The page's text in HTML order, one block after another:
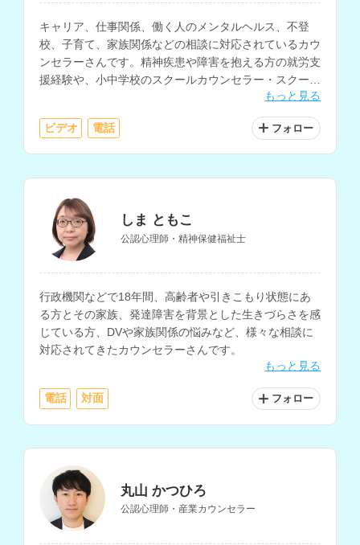
キャリア、仕事関係、働く人のメンタルヘルス、不登
校、子育て、家族関係などの相談に対応されているカウ
ンセラーさんです。精神疾患や障害を抱える方の就労支
援経験や、小中学校のスクールカウンセラー・スクール
ソーシャルワーカーとしての勤務経験もお持ちです。
もっと見る
ビデオ 電話 フォロー
しま ともこ
公認心理師・精神保健福祉士
行政機関などで18年間、高齢者や引きこもり状態にあ
る方とその家族、発達障害を背景とした生きづらさを感
じている方、DVや家族関係の悩みなど、様々な相談に
対応されてきたカウンセラーさんです。
もっと見る
電話 対面 フォロー
丸山 かつひろ
公認心理師・産業カウンセラー